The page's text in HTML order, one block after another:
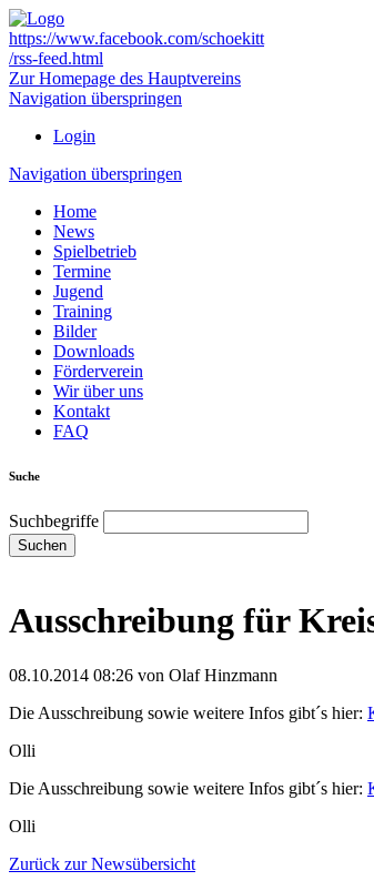
https://www.facebook.com/schoekitt
/rss-feed.html
Zur Homepage des Hauptvereins
Navigation überspringen
Login
Navigation überspringen
Home
News
Spielbetrieb
Termine
Jugend
Training
Bilder
Downloads
Förderverein
Wir über uns
Kontakt
FAQ
Suche
Suchbegriffe
Suchen
Ausschreibung für
08.10.2014 08:26 von Olaf Hinzmann
Die Ausschreibung sowie weitere Infos gibt´s hier:
Olli
Die Ausschreibung sowie weitere Infos gibt´s hier:
Olli
Zurück zur Newsübersicht